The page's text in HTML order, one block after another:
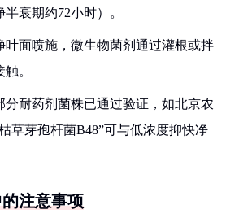
衰期约72小时）。
叶面喷施，微生物菌剂通过灌根或拌
。
分耐药剂菌株已通过验证，如北京农
草芽孢杆菌B48”可与低浓度抑快净
注意事项